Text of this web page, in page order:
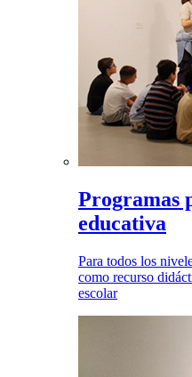
Programas
educativa
Para todos los
como recurso
escolar